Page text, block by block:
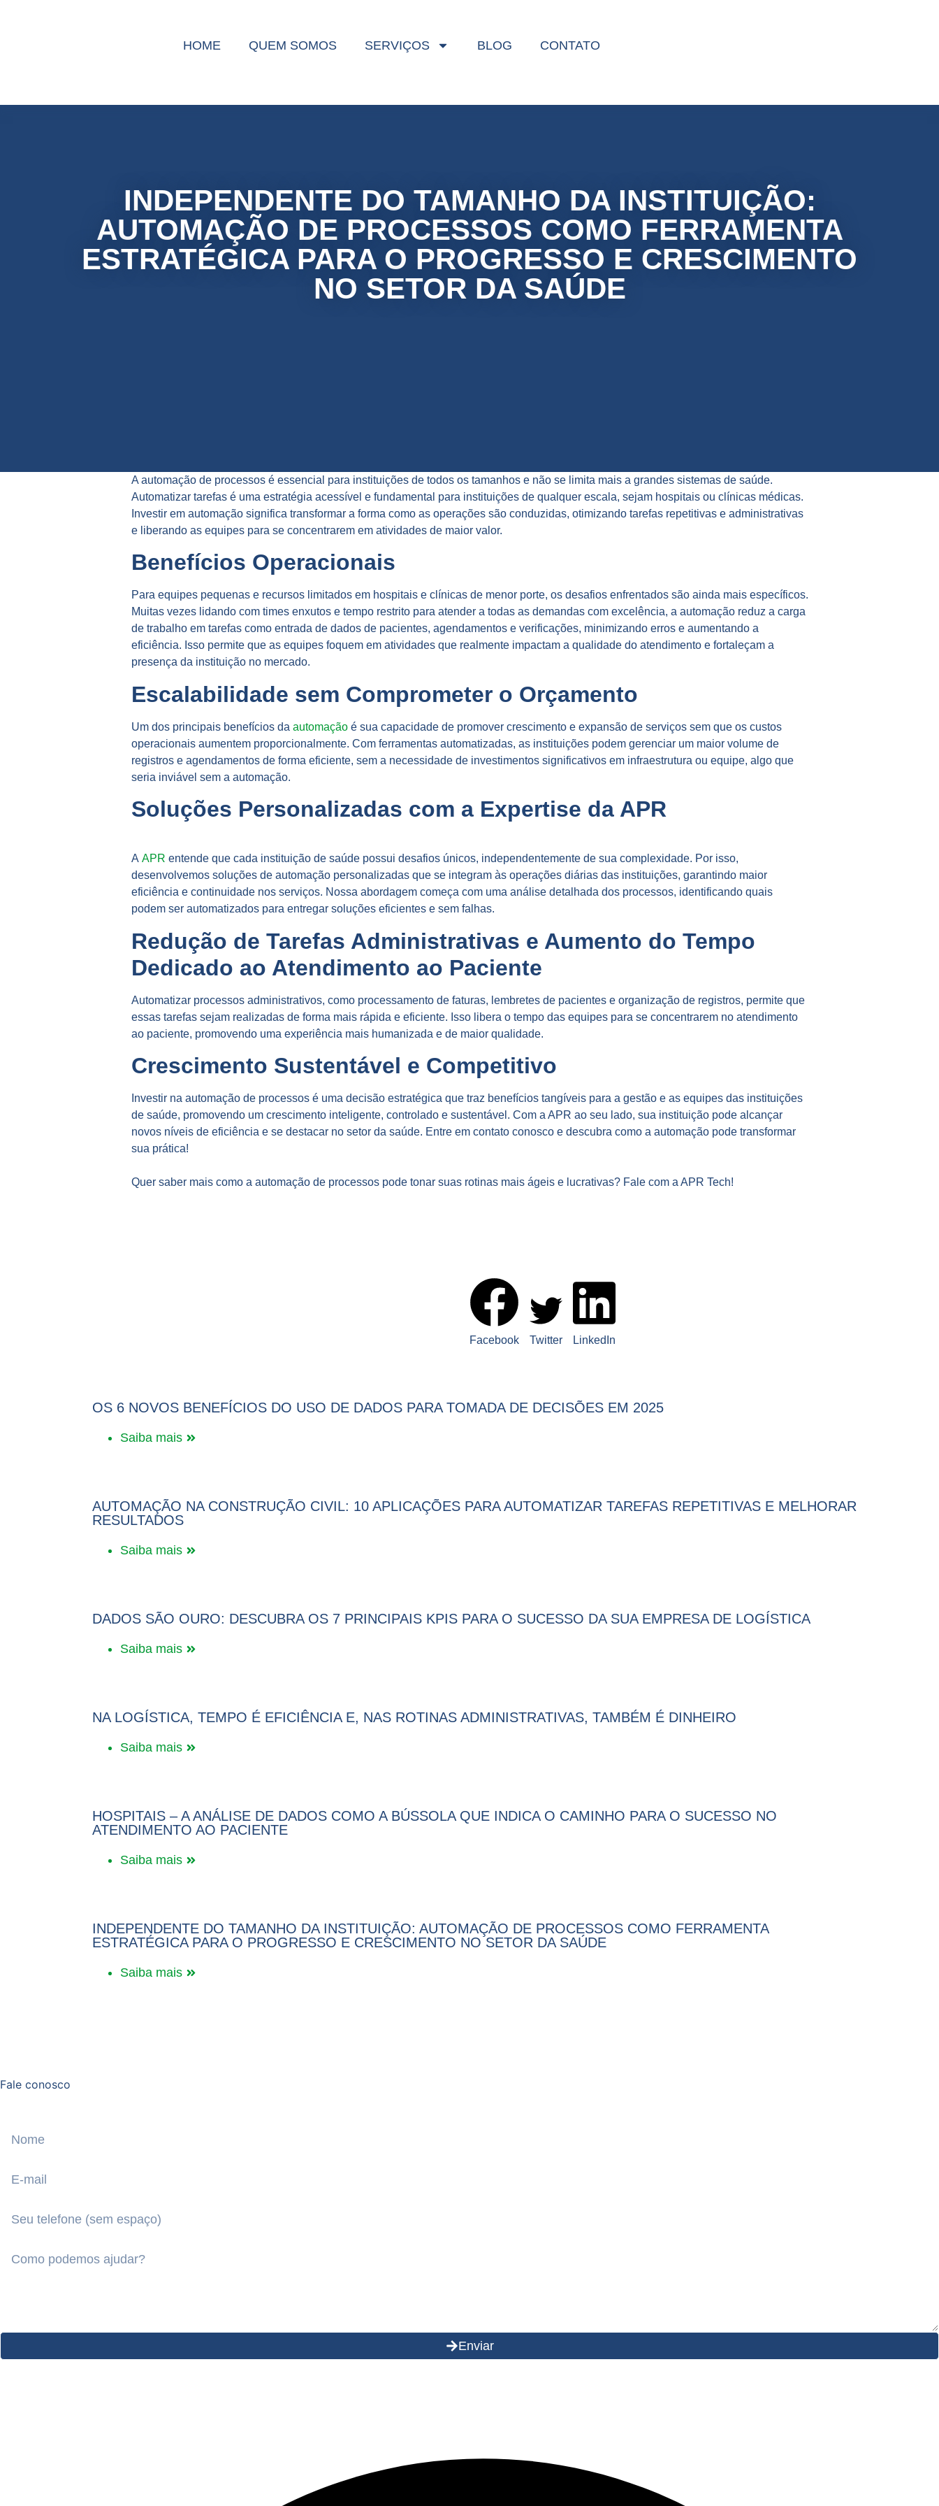
HOME QUEM SOMOS SERVIÇOS BLOG CONTATO
HOME QUEM SOMOS SERVIÇOS BLOG CONTATO
INDEPENDENTE DO TAMANHO DA INSTITUIÇÃO:
AUTOMAÇÃO DE PROCESSOS COMO FERRAMENTA
ESTRATÉGICA PARA O PROGRESSO E CRESCIMENTO
NO SETOR DA SAÚDE
A automação de processos é essencial para instituições de todos os tamanhos e não se limita mais a grandes sistemas de saúde.
Automatizar tarefas é uma estratégia acessível e fundamental para instituições de qualquer escala, sejam hospitais ou clínicas médicas.
Investir em automação significa transformar a forma como as operações são conduzidas, otimizando tarefas repetitivas e administrativas
e liberando as equipes para se concentrarem em atividades de maior valor.
Benefícios Operacionais
Para equipes pequenas e recursos limitados em hospitais e clínicas de menor porte, os desafios enfrentados são ainda mais específicos.
Muitas vezes lidando com times enxutos e tempo restrito para atender a todas as demandas com excelência, a automação reduz a carga
de trabalho em tarefas como entrada de dados de pacientes, agendamentos e verificações, minimizando erros e aumentando a
eficiência. Isso permite que as equipes foquem em atividades que realmente impactam a qualidade do atendimento e fortaleçam a
presença da instituição no mercado.
Escalabilidade sem Comprometer o Orçamento
Um dos principais benefícios da automaçãoé sua capacidade de promover crescimento e expansão de serviços sem que os custos
operacionais aumentem proporcionalmente. Com ferramentas automatizadas, as instituições podem gerenciar um maior volume de
registros e agendamentos de forma eficiente, sem a necessidade de investimentos significativos em infraestrutura ou equipe, algo que
seria inviável sem a automação.
Soluções Personalizadas com a Expertise da APR
A APR entende que cada instituição de saúde possui desafios únicos, independentemente de sua complexidade. Por isso,
desenvolvemos soluções de automação personalizadas que se integram às operações diárias das instituições, garantindo maior
eficiência e continuidade nos serviços. Nossa abordagem começa com uma análise detalhada dos processos, identificando quais
podem ser automatizados para entregar soluções eficientes e sem falhas.
Redução de Tarefas Administrativas e Aumento do Tempo
Dedicado ao Atendimento ao Paciente
Automatizar processos administrativos, como processamento de faturas, lembretes de pacientes e organização de registros, permite que
essas tarefas sejam realizadas de forma mais rápida e eficiente. Isso libera o tempo das equipes para se concentrarem no atendimento
ao paciente, promovendo uma experiência mais humanizada e de maior qualidade.
Crescimento Sustentável e Competitivo
Investir na automação de processos é uma decisão estratégica que traz benefícios tangíveis para a gestão e as equipes das instituições
de saúde, promovendo um crescimento inteligente, controlado e sustentável. Com a APR ao seu lado, sua instituição pode alcançar
novos níveis de eficiência e se destacar no setor da saúde. Entre em contato conosco e descubra como a automação pode transformar
sua prática!
Quer saber mais como a automação de processos pode tonar suas rotinas mais ágeis e lucrativas? Fale com a APR Tech!
Facebook Twitter LinkedIn
OS 6 NOVOS BENEFÍCIOS DO USO DE DADOS PARA TOMADA DE DECISÕES EM 2025
Saiba mais
AUTOMAÇÃO NA CONSTRUÇÃO CIVIL: 10 APLICAÇÕES PARA AUTOMATIZAR TAREFAS REPETITIVAS E MELHORAR
RESULTADOS
Saiba mais
DADOS SÃO OURO: DESCUBRA OS 7 PRINCIPAIS KPIS PARA O SUCESSO DA SUA EMPRESA DE LOGÍSTICA
Saiba mais
NA LOGÍSTICA, TEMPO É EFICIÊNCIA E, NAS ROTINAS ADMINISTRATIVAS, TAMBÉM É DINHEIRO
Saiba mais
HOSPITAIS – A ANÁLISE DE DADOS COMO A BÚSSOLA QUE INDICA O CAMINHO PARA O SUCESSO NO
ATENDIMENTO AO PACIENTE
Saiba mais
INDEPENDENTE DO TAMANHO DA INSTITUIÇÃO: AUTOMAÇÃO DE PROCESSOS COMO FERRAMENTA
ESTRATÉGICA PARA O PROGRESSO E CRESCIMENTO NO SETOR DA SAÚDE
Saiba mais
Fale conosco
Enviar